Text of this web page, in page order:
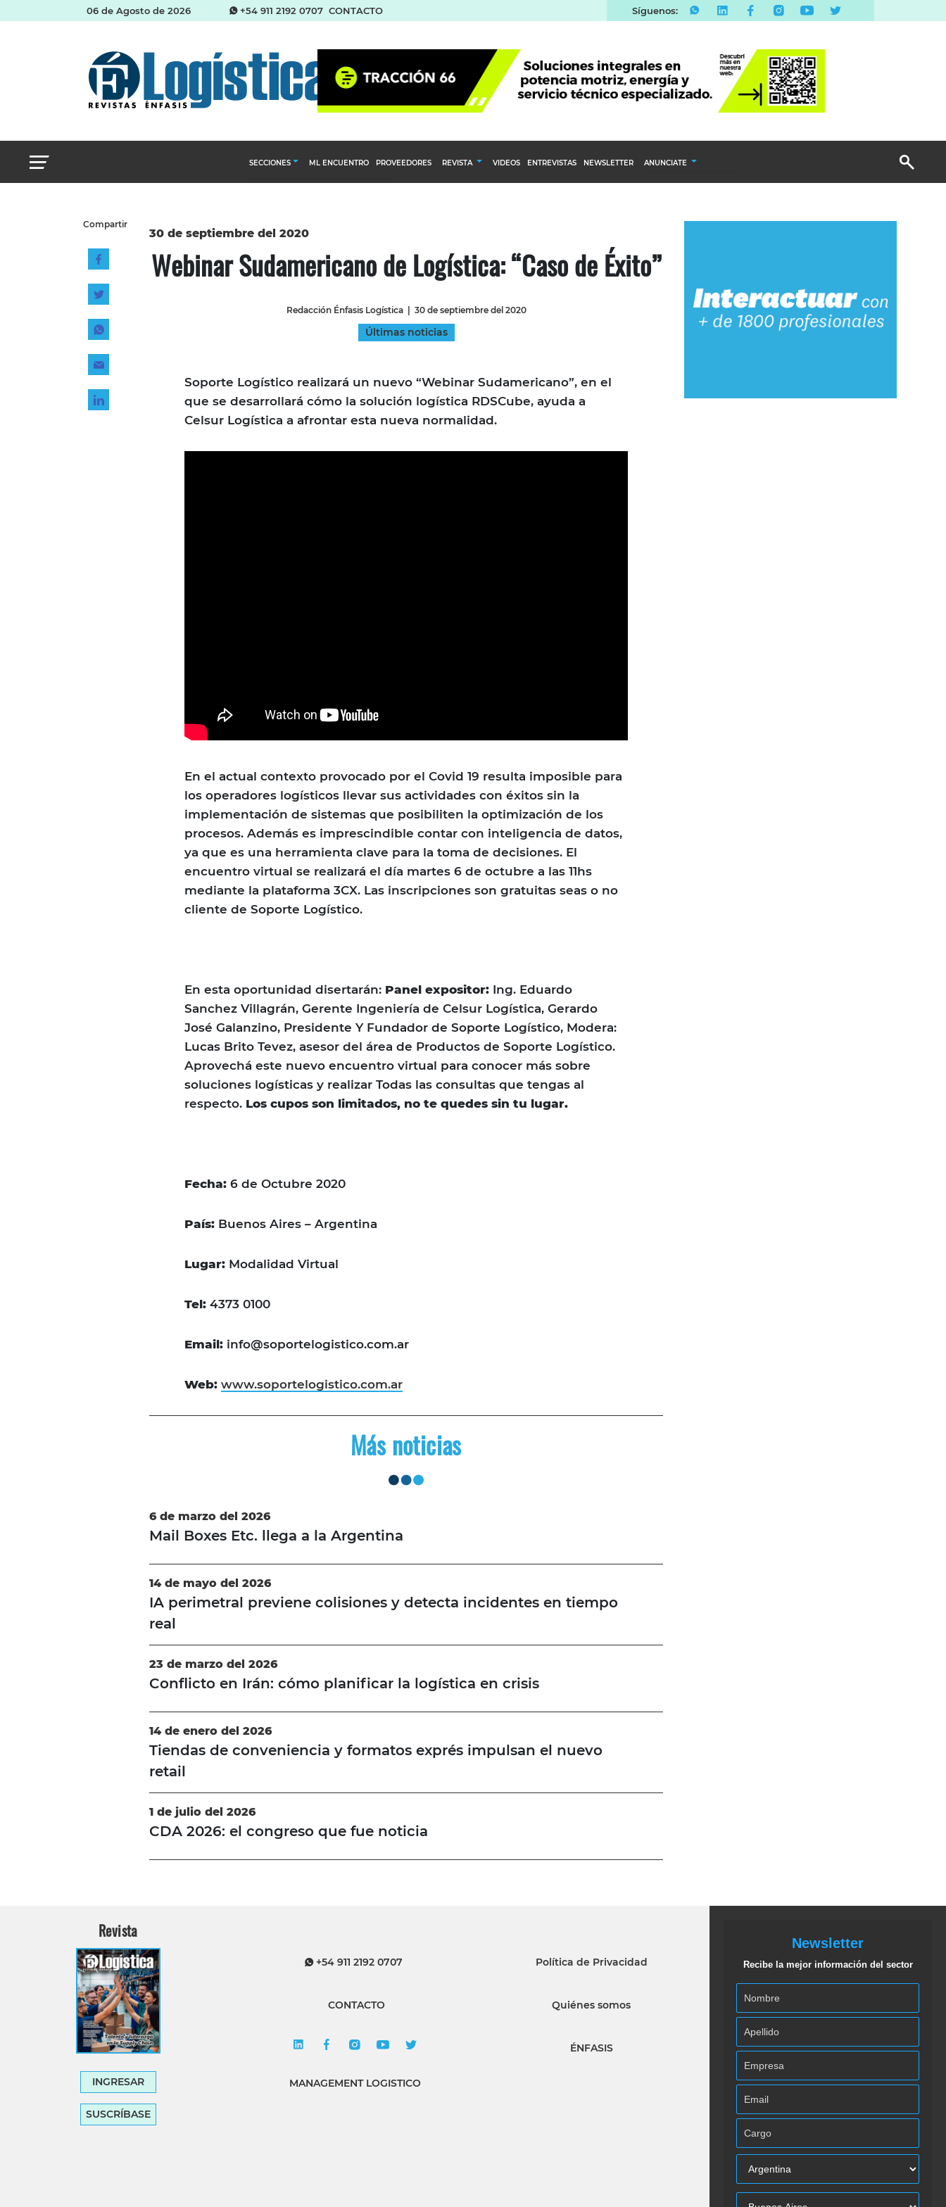
06 de Agosto de 2026 +54 911 2192 0707 CONTACTO Síguenos:
SECCIONES
Almacenes e inventarios
Cadena de Suministro del Agro
Logística y distribución
ML ENCUENTRO PROVEEDORES REVISTA
SUSCRÍBASE
VIDEOS ENTREVISTAS NEWSLETTER ANUNCIATE
Email Marketing
Compartir
30 de septiembre del 2020
Webinar Sudamericano de Logística: “Caso de Éxito”
Redacción Énfasis Logística 30 de septiembre del 2020
Últimas noticias
Soporte Logístico realizará un nuevo “Webinar Sudamericano”, en el
que se desarrollará cómo la solución logística RDSCube, ayuda a
Celsur Logística a afrontar esta nueva normalidad.
En el actual contexto provocado por el Covid 19 resulta imposible para
los operadores logísticos llevar sus actividades con éxitos sin la
implementación de sistemas que posibiliten la optimización de los
procesos. Además es imprescindible contar con inteligencia de datos,
ya que es una herramienta clave para la toma de decisiones. El
encuentro virtual se realizará el día martes 6 de octubre a las 11hs
mediante la plataforma 3CX. Las inscripciones son gratuitas seas o no
cliente de Soporte Logístico.
En esta oportunidad disertarán: Panel expositor: Ing. Eduardo
Sanchez Villagrán, Gerente Ingeniería de Celsur Logística, Gerardo
José Galanzino, Presidente Y Fundador de Soporte Logístico, Modera:
Lucas Brito Tevez, asesor del área de Productos de Soporte Logístico.
Aprovechá este nuevo encuentro virtual para conocer más sobre
soluciones logísticas y realizar Todas las consultas que tengas al
respecto. Los cupos son limitados, no te quedes sin tu lugar.
Fecha: 6 de Octubre 2020
País: Buenos Aires – Argentina
Lugar: Modalidad Virtual
Tel: 4373 0100
Email: info@soportelogistico.com.ar
Web: www.soportelogistico.com.ar
Más noticias
6 de marzo del 2026
Mail Boxes Etc. llega a la Argentina
14 de mayo del 2026
IA perimetral previene colisiones y detecta incidentes en tiempo
real
23 de marzo del 2026
Conflicto en Irán: cómo planificar la logística en crisis
14 de enero del 2026
Tiendas de conveniencia y formatos exprés impulsan el nuevo
retail
1 de julio del 2026
CDA 2026: el congreso que fue noticia
Revista
INGRESAR
SUSCRÍBASE
+54 911 2192 0707
CONTACTO
MANAGEMENT LOGISTICO
Política de Privacidad
Quiénes somos
ÉNFASIS
Newsletter
Recibe la mejor información del sector